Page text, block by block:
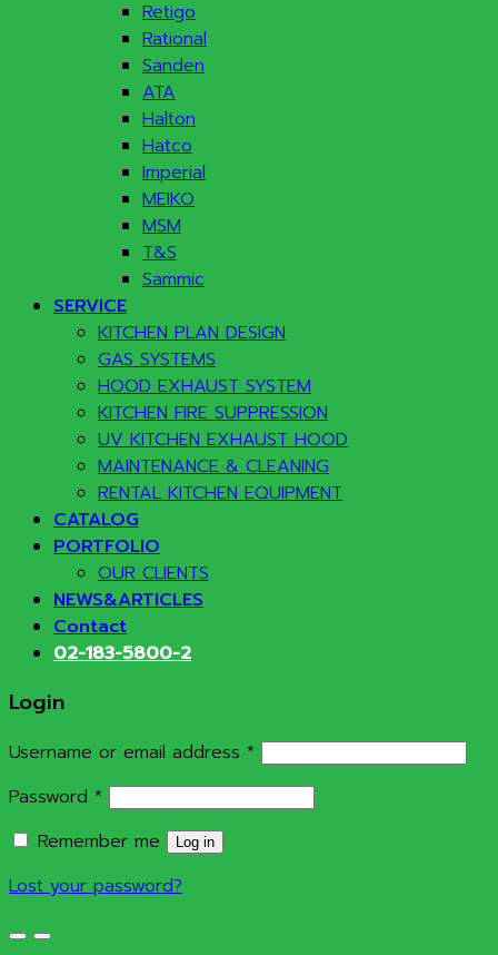
Retigo
Rational
Sanden
ATA
Halton
Hatco
Imperial
MEIKO
MSM
T&S
Sammic
SERVICE
KITCHEN PLAN DESIGN
GAS SYSTEMS
HOOD EXHAUST SYSTEM
KITCHEN FIRE SUPPRESSION
UV KITCHEN EXHAUST HOOD
MAINTENANCE & CLEANING
RENTAL KITCHEN EQUIPMENT
CATALOG
PORTFOLIO
OUR CLIENTS
NEWS&ARTICLES
Contact
02-183-5800-2
Login
Username or email address * Required
Password * Required
Remember me
Log in
Lost your password?